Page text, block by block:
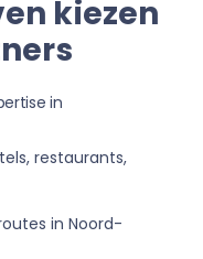
kiezen
in
restaurants,
in Noord-